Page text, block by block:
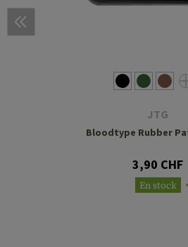
JTG
Bloodtype Rubber
3,90 CHF
En stock